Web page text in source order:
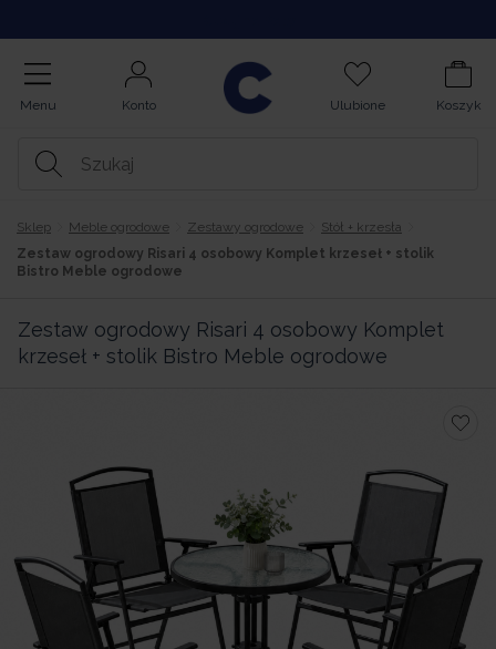
Menu Konto Ulubione Koszyk
Sklep Meble ogrodowe Zestawy ogrodowe
Stół + krzesła
Zestaw ogrodowy Risari 4 osobowy Komplet krzeseł + stolik
Bistro Meble ogrodowe
Zestaw ogrodowy Risari 4 osobowy Komplet
krzeseł + stolik Bistro Meble ogrodowe